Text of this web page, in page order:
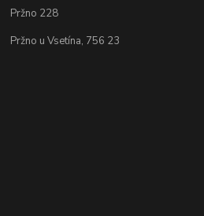
Pržno 228
Pržno u Vsetína, 756 23